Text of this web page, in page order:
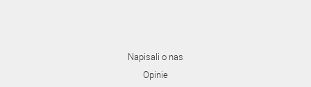
Napisali o nas
Opinie